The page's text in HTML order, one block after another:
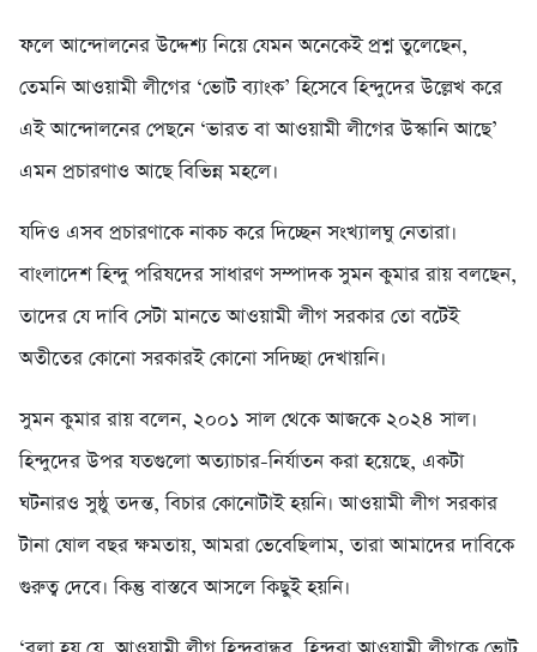
ফলে আন্দোলনের উদ্দেশ্য নিয়ে যেমন অনেকেই প্রশ্ন তুলেছেন,
তেমনি আওয়ামী লীগের ‘ভোট ব্যাংক’ হিসেবে হিন্দুদের উল্লেখ করে
এই আন্দোলনের পেছনে ‘ভারত বা আওয়ামী লীগের উস্কানি আছে’
এমন প্রচারণাও আছে বিভিন্ন মহলে।
যদিও এসব প্রচারণাকে নাকচ করে দিচ্ছেন সংখ্যালঘু নেতারা।
বাংলাদেশ হিন্দু পরিষদের সাধারণ সম্পাদক সুমন কুমার রায় বলছেন,
তাদের যে দাবি সেটা মানতে আওয়ামী লীগ সরকার তো বটেই
অতীতের কোনো সরকারই কোনো সদিচ্ছা দেখায়নি।
সুমন কুমার রায় বলেন, ২০০১ সাল থেকে আজকে ২০২৪ সাল।
হিন্দুদের উপর যতগুলো অত্যাচার-নির্যাতন করা হয়েছে, একটা
ঘটনারও সুষ্ঠু তদন্ত, বিচার কোনোটাই হয়নি। আওয়ামী লীগ সরকার
টানা ষোল বছর ক্ষমতায়, আমরা ভেবেছিলাম, তারা আমাদের দাবিকে
গুরুত্ব দেবে। কিন্তু বাস্তবে আসলে কিছুই হয়নি।